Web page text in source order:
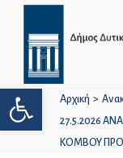
Ανοίξτε τη
Αρχική >
27.5.2026
ΚΟΜΒΟΥ